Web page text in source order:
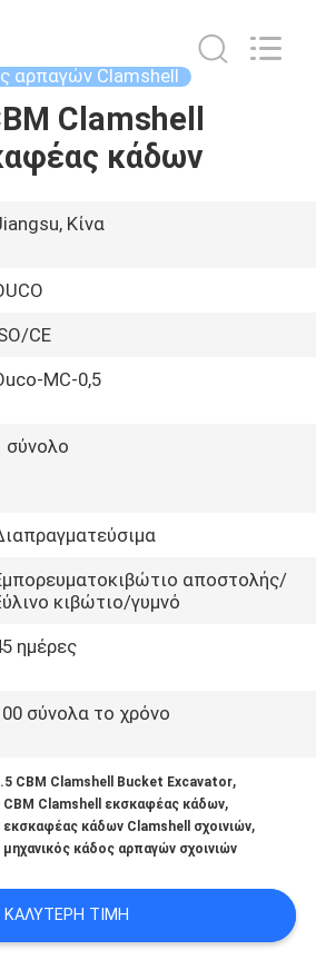
αρπαγών Clamshell
Clamshell
κάδων
Κίνα
CE
MC-0,5
σύνολο
αποστολής/
κιβώτιο/γυμνό
ημέρες
σύνολα το χρόνο
CBM Clamshell Bucket Excavator,
CBM Clamshell εκσκαφέας κάδων,
εκσκαφέας κάδων Clamshell σχοινιών,
μηχανικός κάδος αρπαγών σχοινιών
ΚΑΛΎΤΕΡΗ ΤΙΜΉ